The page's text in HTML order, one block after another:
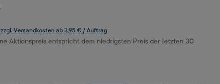
zzgl. Versandkosten ab 3,95 € / Auftrag
Aktionspreis entspricht dem niedrigsten Preis der letzten 30